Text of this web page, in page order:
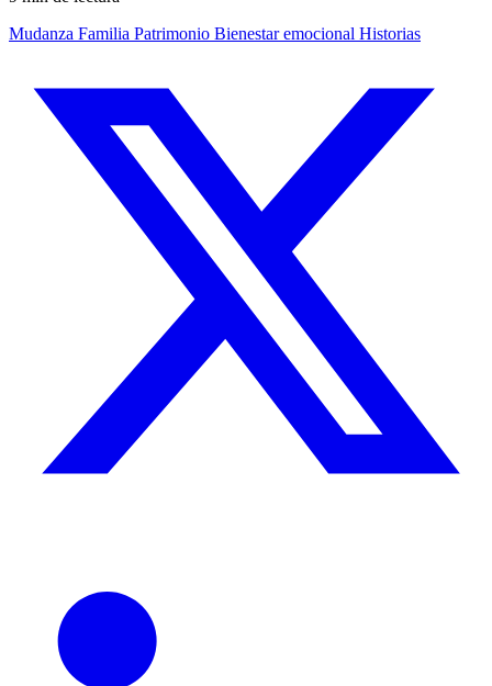
Mudanza Familia Patrimonio Bienestar emocional Historias